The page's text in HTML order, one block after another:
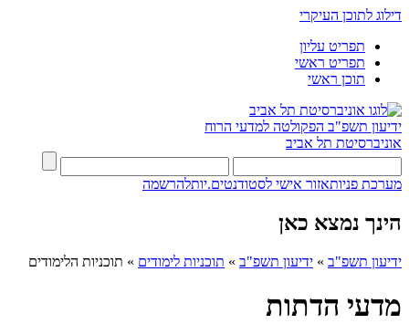
דילוג לתוכן העיקרי
תפריט עליון
תפריט ראשי
תוכן ראשי
ידיעון תשפ"ב הפקולטה למדעי הרוח
אוניברסיטת תל אביב
מערכת פניותאזור אישי לסטודנטים.יותלהרשמה
הינך נמצא כאן
ידיעון תשפ"ב » ידיעון תשפ"ב » תוכניות לימודים » תוכניות הלימודים
מדעי הדתות